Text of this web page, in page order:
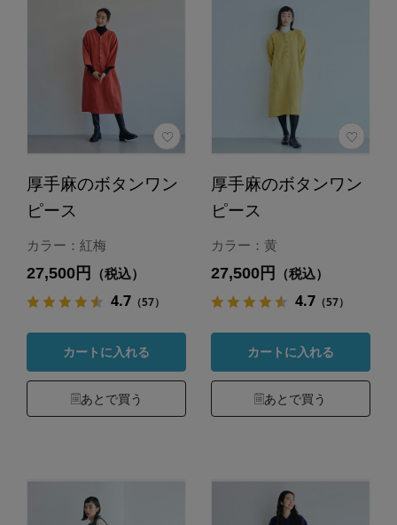
厚手麻のボタンワン
ピース
カラー：紅梅
27,500円 （税込）
4.7（57）
カートに入れる
あとで買う
厚手麻のボタンワン
ピース
カラー：黄
27,500円 （税込）
4.7（57）
カートに入れる
あとで買う